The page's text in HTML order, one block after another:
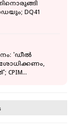
DQ41
'ഡീൽ